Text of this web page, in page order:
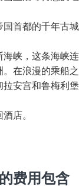
首都的千年古城
峡，这条海峡连
在浪漫的乘船之
安宫和鲁梅利堡
店。
费用包含